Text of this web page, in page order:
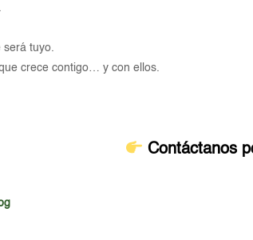
será tuyo.
crece contigo… y con ellos.
Contáctanos